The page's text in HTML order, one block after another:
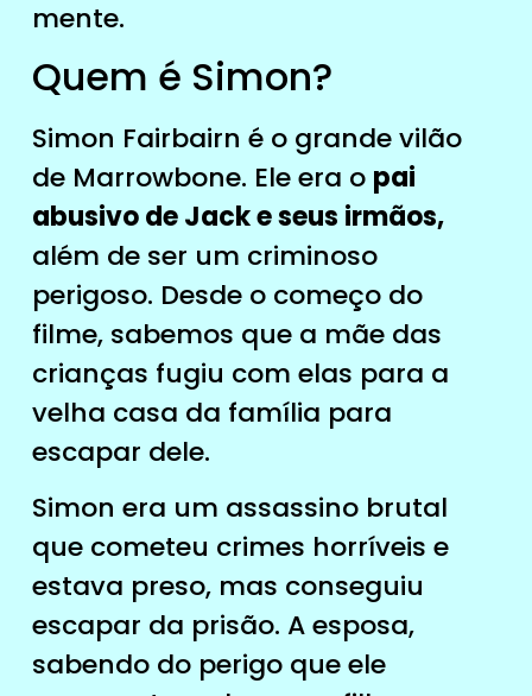
mente.
Quem é Simon?
Simon Fairbairn é o grande vilão
de Marrowbone. Ele era o pai
abusivo de Jack e seus irmãos,
além de ser um criminoso
perigoso. Desde o começo do
filme, sabemos que a mãe das
crianças fugiu com elas para a
velha casa da família para
escapar dele.
Simon era um assassino brutal
que cometeu crimes horríveis e
estava preso, mas conseguiu
escapar da prisão. A esposa,
sabendo do perigo que ele